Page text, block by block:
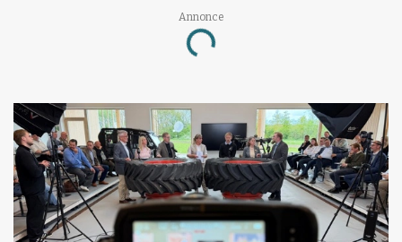
Annonce
Loading...